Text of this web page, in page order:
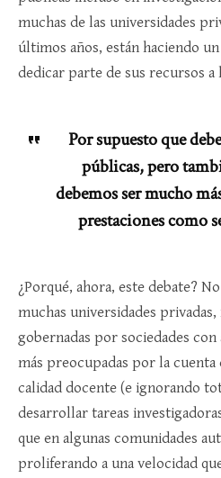
muchas de las universidades
últimos años, están haciendo
dedicar parte de sus recursos a
Por supuesto que
públicas, pero
debemos ser mucho
prestaciones como
¿Porqué, ahora, este debate?
muchas universidades
gobernadas por sociedades
más preocupadas por la
calidad docente (e ignorando
desarrollar tareas
que en algunas comunidades
proliferando a una velocidad